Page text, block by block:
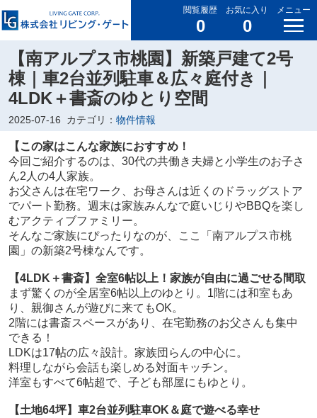
閲覧履歴
0
お気に入り
0
メニュー
【南アルプス市桃園】新築戸建て2号
棟｜車2台並列駐車＆広々庭付き｜
4LDK＋書斎のゆとり空間
2025-07-16 カテゴリ： 物件情報
【この家はこんな家族におすすめ！
今回ご紹介するのは、30代の共働き夫婦と小学生のお子さ
ん2人の4人家族。
お父さんは在宅ワーク、お母さんは近くのドラッグストア
でパート勤務。週末は家族みんなで庭いじりやBBQを楽し
むアクティブファミリー。
そんなご家族にぴったりなのが、ここ「南アルプス市桃
園」の新築2号棟なんです。
【4LDK＋書斎】全室6帖以上！家族が自由に過ごせる間取
まず驚くのが全居室6帖以上のゆとり。1階には和室もあ
り、親御さんが遊びに来てもOK。
2階には書斎スペースがあり、在宅勤務のお父さんも集中
できる！
LDKは17帖の広々設計。家族団らんの中心に。
料理しながら会話も楽しめる対面キッチン。
洋室もすべて6帖超で、子ども部屋にもゆとり。
【土地64坪】車2台並列駐車OK＆庭で遊べる幸せ